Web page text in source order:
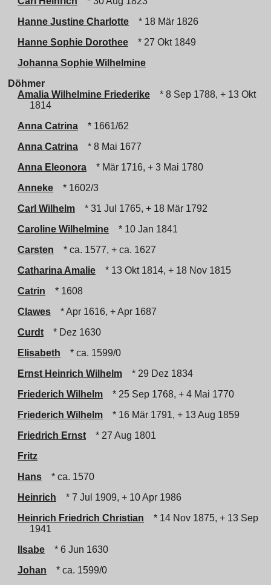
Hanne Justine Charlotte
* 18 Mär 1826
Hanne Sophie Dorothee
* 27 Okt 1849
Johanna Sophie Wilhelmine
Döhmer
Amalia Wilhelmine Friederike
* 8 Sep 1788, + 13 Okt
1814
Anna Catrina
* 1661/62
Anna Catrina
* 8 Mai 1677
Anna Eleonora
* Mär 1716, + 3 Mai 1780
Anneke
* 1602/3
Carl Wilhelm
* 31 Jul 1765, + 18 Mär 1792
Caroline Wilhelmine
* 10 Jan 1841
Carsten
* ca. 1577, + ca. 1627
Catharina Amalie
* 13 Okt 1814, + 18 Nov 1815
Catrin
* 1608
Clawes
* Apr 1616, + Apr 1687
Curdt
* Dez 1630
Elisabeth
* ca. 1599/0
Ernst Heinrich Wilhelm
* 29 Dez 1834
Friederich Wilhelm
* 25 Sep 1768, + 4 Mai 1770
Friederich Wilhelm
* 16 Mär 1791, + 13 Aug 1859
Friedrich Ernst
* 27 Aug 1801
Fritz
Hans
* ca. 1570
Heinrich
* 7 Jul 1909, + 10 Apr 1986
Heinrich Friedrich Christian
* 14 Nov 1875, + 13 Sep
1941
Ilsabe
* 6 Jun 1630
Johan
* ca. 1599/0